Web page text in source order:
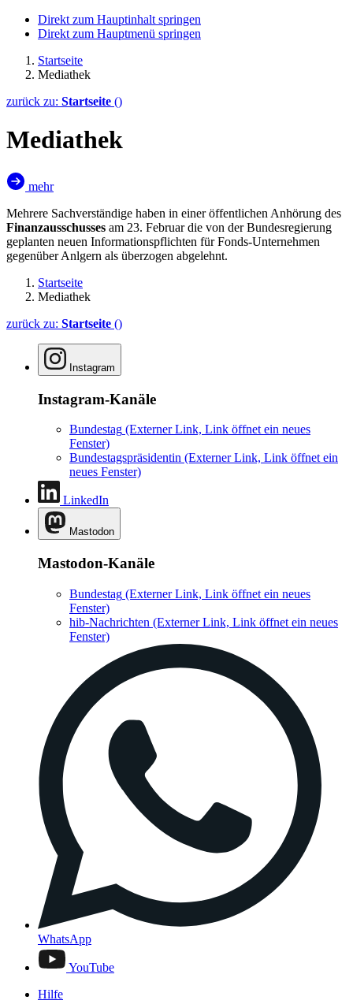
Direkt zum Hauptinhalt springen
Direkt zum Hauptmenü springen
Startseite
Mediathek
zurück zu: Startseite ()
Mediathek
mehr
Mehrere Sachverständige haben in einer öffentlichen Anhörung des
Finanzausschusses am 23. Februar die von der Bundesregierung
geplanten neuen Informationspflichten für Fonds-Unternehmen
gegenüber Anlgern als überzogen abgelehnt.
Startseite
Mediathek
zurück zu: Startseite ()
Instagram
Instagram-Kanäle
Bundestag (Externer Link, Link öffnet ein neues
Fenster)
Bundestagspräsidentin (Externer Link, Link öffnet ein
neues Fenster)
LinkedIn
Mastodon
Mastodon-Kanäle
Bundestag (Externer Link, Link öffnet ein neues
Fenster)
hib-Nachrichten (Externer Link, Link öffnet ein neues
Fenster)
WhatsApp
YouTube
Hilfe